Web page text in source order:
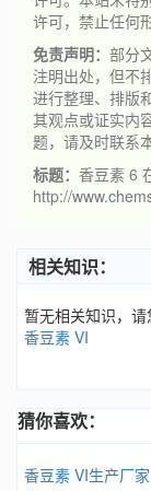
许可，禁止任何
免责声明： 部分
注明出处，但不
进行整理、排版
其观点或证实内
题，请及时联系
标题： 香豆素 6
http://
相关知识：
暂无相关知识，请
香豆素 VI
猜你喜欢：
香豆素 VI生产厂家